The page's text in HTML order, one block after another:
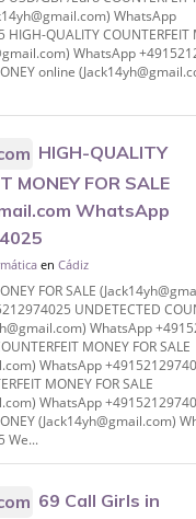
WhatsApp
QUALITY COUNTERFEIT
WhatsApp
online
HIGH-QUALITY
MONEY FOR SALE
WhatsApp
enCádiz
FOR SALE
UNDETECTED
WhatsApp
MONEY FOR SALE
WhatsApp
MONEY FOR SALE
WhatsApp
(Jack14yh@gmail.com)
We...
69 Call Girls in